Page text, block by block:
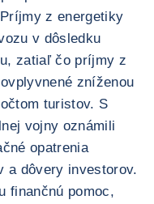
z energetiky
v dôsledku
zatiaľ čo príjmy z
zníženou
turistov. S
vojny oznámili
opatrenia
a dôvery investorov.
finančnú pomoc,